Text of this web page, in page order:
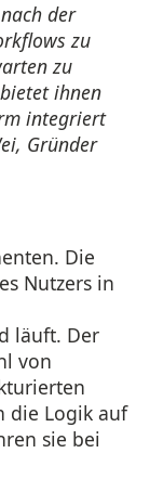
der
zu
zu
ihnen
integriert
Gründer
Die
Nutzers in
läuft. Der
von
die Logik auf
sie bei